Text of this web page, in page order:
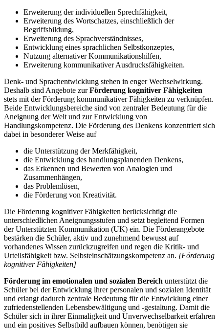
Erweiterung der individuellen Sprechfähigkeit,
Erweiterung des Wortschatzes, einschließlich der
Begriffsbildung,
Erweiterung des Sprachverständnisses,
Entwicklung eines sprachlichen Selbstkonzeptes,
Nutzung alternativer Kommunikationshilfen,
Erweiterung kommunikativer Ausdrucksfähigkeiten.
Denk- und Sprachentwicklung stehen in enger Wechselwirkung.
Deshalb sind Angebote zurFörderung kognitiver Fähigkeiten
stets mit der Förderung kommunikativer Fähigkeiten zu verknüpfen.
Beide Entwicklungsbereiche sind von zentraler Bedeutung für die
Aneignung der Welt und zur Entwicklung von
Handlungskompetenz. Die Förderung des Denkens konzentriert sich
dabei in besonderer Weise auf
die Unterstützung der Merkfähigkeit,
die Entwicklung des handlungsplanenden Denkens,
das Erkennen und Bewerten von Analogien und
Zusammenhängen,
das Problemlösen,
die Förderung von Kreativität.
Die Förderung kognitiver Fähigkeiten berücksichtigt die
unterschiedlichen Aneignungsstufen und setzt begleitend Formen
der Unterstützten Kommunikation (UK) ein. Die Förderangebote
bestärken die Schüler, aktiv und zunehmend bewusst auf
vorhandenes Wissen zurückzugreifen und regen die Kritik- und
Urteilsfähigkeit bzw. Selbsteinschätzungskompetenz an. [Förderung
kognitiver Fähigkeiten]
Förderung im emotionalen und sozialen Bereich unterstützt die
Schüler bei der Entwicklung ihrer personalen und sozialen Identität
und erlangt dadurch zentrale Bedeutung für die Entwicklung einer
zufriedenstellenden Lebensbewältigung und -gestaltung. Damit die
Schüler sich in ihrer Einmaligkeit und Unverwechselbarkeit erfahren
und ein positives Selbstbild aufbauen können, benötigen sie